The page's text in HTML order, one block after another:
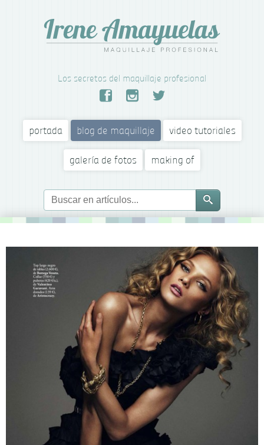
Los secretos del maquillaje profesional
portada blog de maquillaje video tutoriales
galería de fotos making of